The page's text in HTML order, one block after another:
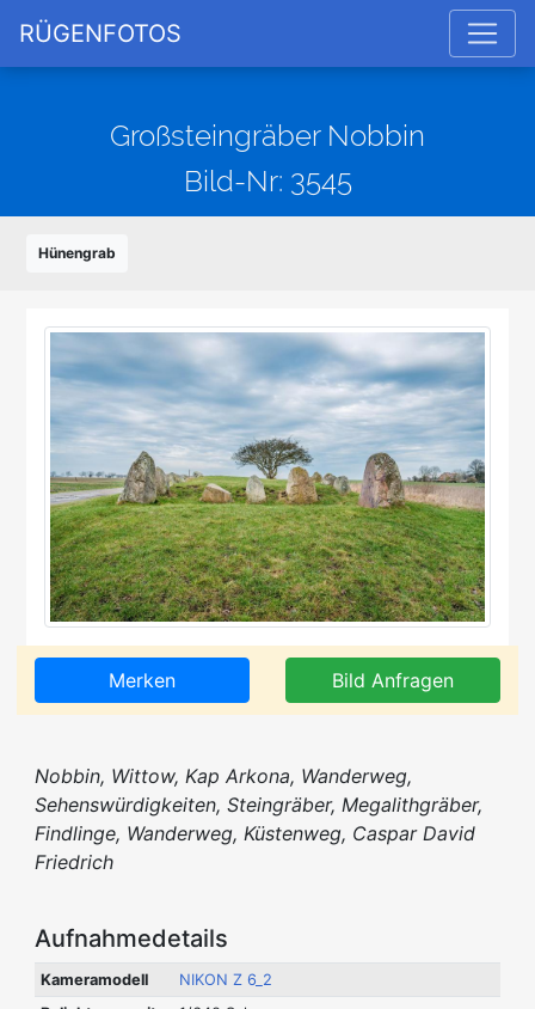
RÜGENFOTOS
Großsteingräber Nobbin
Bild-Nr: 3545
Hünengrab
Merken Bild Anfragen
Nobbin, Wittow, Kap Arkona, Wanderweg,
Sehenswürdigkeiten, Steingräber, Megalithgräber,
Findlinge, Wanderweg, Küstenweg, Caspar David
Friedrich
Aufnahmedetails
Kameramodell
NIKON Z 6_2